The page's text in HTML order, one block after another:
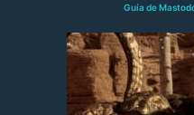
Guía de